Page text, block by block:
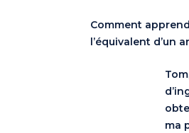
Comment
l’équivalent d’un
ma